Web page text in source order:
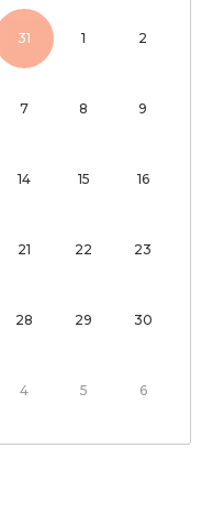
31 1 2
7 8 9
14 15 16
21 22 23
28 29 30
4 5 6